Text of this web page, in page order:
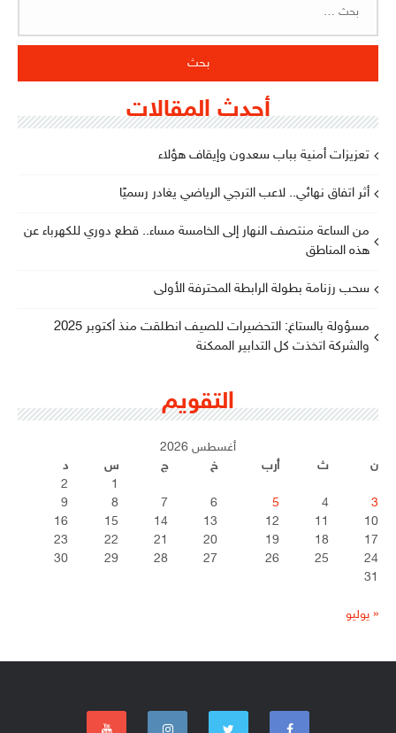
أحدث المقالات
تعزيزات أمنية بباب سعدون وإيقاف هؤلاء
أثر اتفاق نهائي.. لاعب الترجي الرياضي يغادر رسميًا
من الساعة منتصف النهار إلى الخامسة مساء.. قطع دوري للكهرباء عن
هذه المناطق
سحب رزنامة بطولة الرابطة المحترفة الأولى
مسؤولة بالستاغ: التحضيرات للصيف انطلقت منذ أكتوبر 2025
والشركة اتخذت كل التدابير الممكنة
التقويم
أغسطس 2026
ن
ث أرب خ ج س
د
1
2
3
4
5
6
7
8
9
10
11
12
13
14
15
16
17
18
19
20
21
22
23
24
25
26
27
28
29
30
31
« يوليو